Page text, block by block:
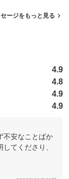
ージをもっと見る
4.9
4.8
4.9
4.9
不安なことばか
てくださり、